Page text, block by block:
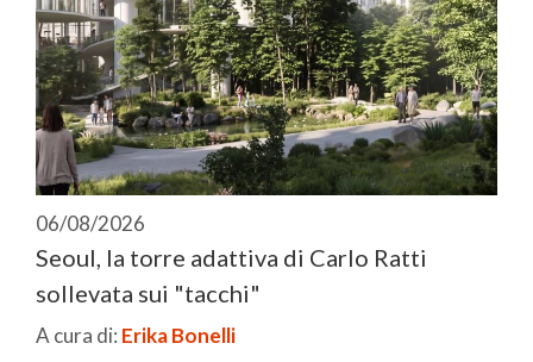
06/08/2026
Seoul, la torre adattiva di Carlo Ratti
sollevata sui "tacchi"
A cura di: Erika Bonelli